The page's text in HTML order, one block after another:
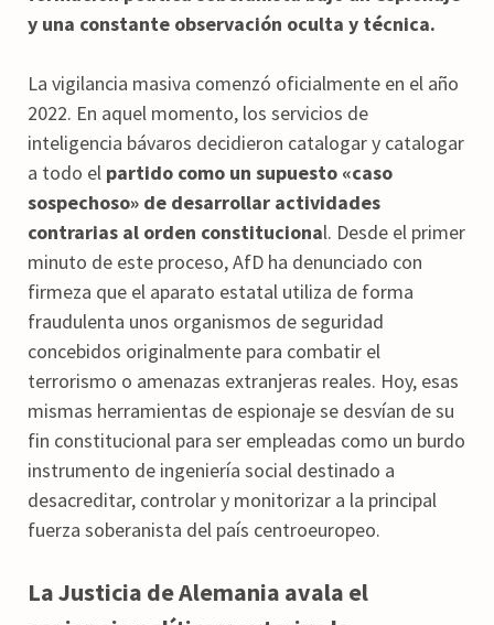
y una constante observación oculta y técnica.
La vigilancia masiva comenzó oficialmente en el año
2022. En aquel momento, los servicios de
inteligencia bávaros decidieron catalogar y catalogar
a todo el partido como un supuesto «caso
sospechoso» de desarrollar actividades
contrarias al orden constitucional. Desde el primer
minuto de este proceso, AfD ha denunciado con
firmeza que el aparato estatal utiliza de forma
fraudulenta unos organismos de seguridad
concebidos originalmente para combatir el
terrorismo o amenazas extranjeras reales. Hoy, esas
mismas herramientas de espionaje se desvían de su
fin constitucional para ser empleadas como un burdo
instrumento de ingeniería social destinado a
desacreditar, controlar y monitorizar a la principal
fuerza soberanista del país centroeuropeo.
La Justicia de Alemania avala el